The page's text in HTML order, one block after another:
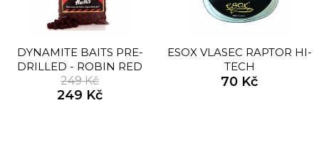
DYNAMITE BAITS PRE-
DRILLED - ROBIN RED
PELETY 900G
249 Kč
249 Kč
ESOX VLASEC RAPTOR HI-
TECH
70 Kč